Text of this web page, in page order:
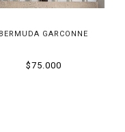
BERMUDA GARCONNE
$75.000